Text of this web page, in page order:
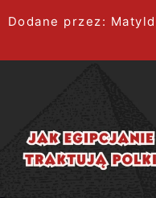
Dodane przez: